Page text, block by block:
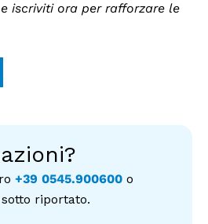
iscriviti ora per rafforzare le
+39 0545.900600 o
riportato.